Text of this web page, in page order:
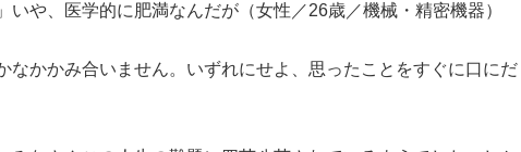
いや、医学的に肥満なんだが（女性／26歳／機械・精密機器）
なかかみ合いません。いずれにせよ、思ったことをすぐに口にだ